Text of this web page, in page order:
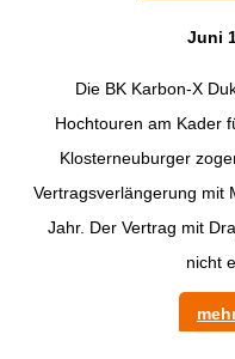
Juni
Die BK Karbon-X
Hochtouren am Kader
Klosterneuburger
Vertragsverlängerung mit
Jahr. Der Vertrag mit
nicht